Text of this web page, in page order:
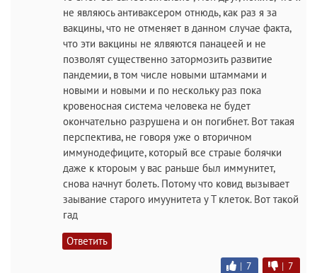
не являюсь антиваксером отнюдь, как раз я за
вакцины, что не отменяет в данном случае факта,
что эти вакцины не ялвяются панацеей и не
позволят существенно затормозить развитие
пандемии, в том числе новыми штаммами и
новыми и новыми и по нескольку раз пока
кровеносная система человека не будет
окончательно разрушена и он погибнет. Вот такая
перспектива, не говоря уже о вторичном
иммунодефиците, который все страые болячки
даже к ктороым у вас раньше был иммунитет,
снова начнут болеть. Потому что ковид вызывает
заывание старого имуунитета у Т клеток. Вот такой
гад
Ответить
| 7 | 7